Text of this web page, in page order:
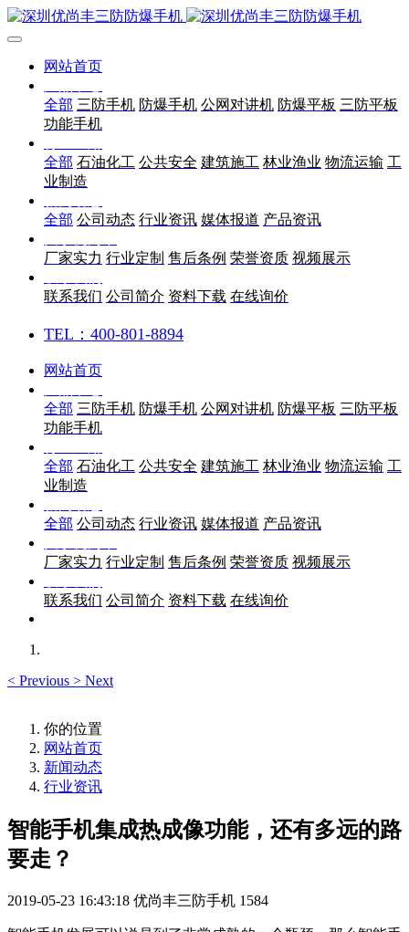
网站首页
全部 三防手机 防爆手机 公网对讲机 防爆平板 三防平板
功能手机
全部 石油化工 公共安全 建筑施工 林业渔业 物流运输 工
业制造
全部 公司动态 行业资讯 媒体报道 产品资讯
厂家实力 行业定制 售后条例 荣誉资质 视频展示
联系我们 公司简介 资料下载 在线询价
TEL：400-801-8894
网站首页
全部 三防手机 防爆手机 公网对讲机 防爆平板 三防平板
功能手机
全部 石油化工 公共安全 建筑施工 林业渔业 物流运输 工
业制造
全部 公司动态 行业资讯 媒体报道 产品资讯
厂家实力 行业定制 售后条例 荣誉资质 视频展示
联系我们 公司简介 资料下载 在线询价
< Previous > Next
你的位置
网站首页
新闻动态
行业资讯
智能手机集成热成像功能，还有多远的路
要走？
2019-05-23 16:43:18 优尚丰三防手机 1584